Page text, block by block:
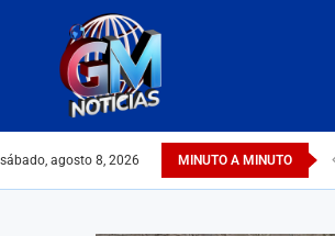
sábado, agosto 8, 2026 MINUTO A MINUTO